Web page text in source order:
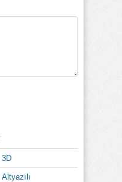
3D
Altyazılı